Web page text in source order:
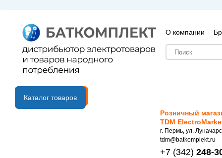
О компании
B2B портал
Каталог товаров
Розничный
TDM
г. Пермь, ул.
tdm@batkomplekt.ru
+7 (342) 248-